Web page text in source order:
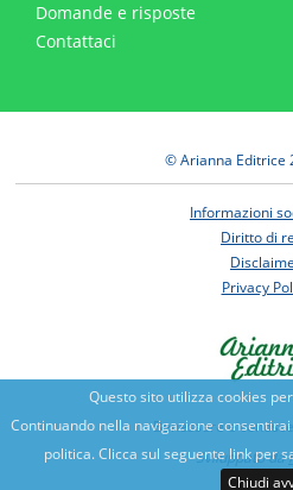
Questo sito utilizza cookies
Continuando nella navigazione
politica. Clicca sul seguente link per
Chiudi
Domande e risposte
Contattaci
© Arianna Editrice
Informazioni
Diritto di
Privacy
Benessere e
Sviluppato da